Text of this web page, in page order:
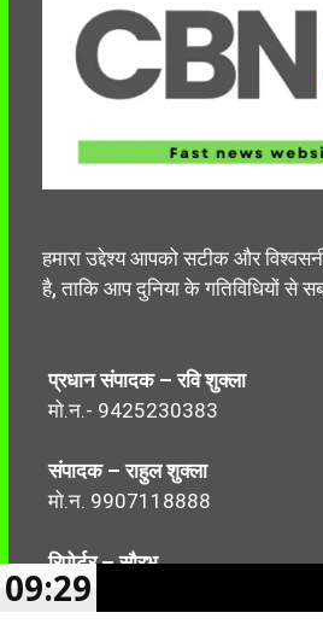
हमारा उद्देश्य आपको सटीक और
है, ताकि आप दुनिया के गतिविधियों से
प्रधान संपादक – रवि शुक्ला
मो.न.- 9425230383
संपादक – राहुल शुक्ला
मो.न. 9907118888
रिपोर्टर – सौरभ
मो.न.-7499999906
09:29